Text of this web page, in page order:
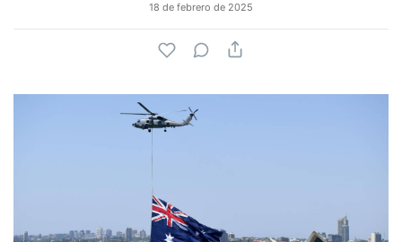
18 de febrero de 2025